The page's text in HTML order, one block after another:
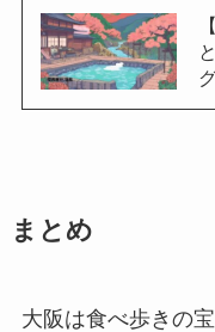
まとめ
大阪は食べ歩きの